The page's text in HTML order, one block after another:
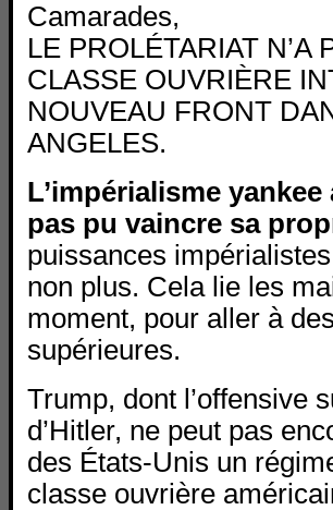
Camarades,
LE PROLÉTARIAT N’A
CLASSE OUVRIÈRE
NOUVEAU FRONT
ANGELES.
L’impérialisme
pas pu vaincre sa
puissances
non plus. Cela lie les
moment, pour aller à
supérieures.
Trump, dont l’offensive
d’Hitler, ne peut pas
des États-Unis un
classe ouvrière